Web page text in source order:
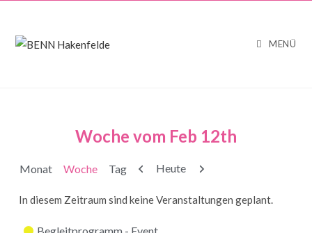
MENÜ
Woche vom Feb 12th
Monat Woche Tag Zurück
Heute Weiter
In diesem Zeitraum sind keine Veranstaltungen geplant.
Kategorien